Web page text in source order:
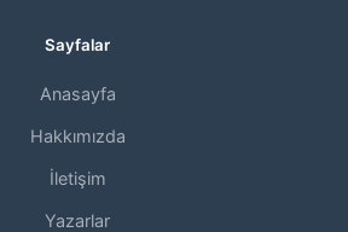
Sayfalar
Anasayfa
Hakkımızda
İletişim
Yazarlar